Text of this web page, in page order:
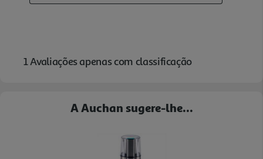
A Auchan sugere-lhe...